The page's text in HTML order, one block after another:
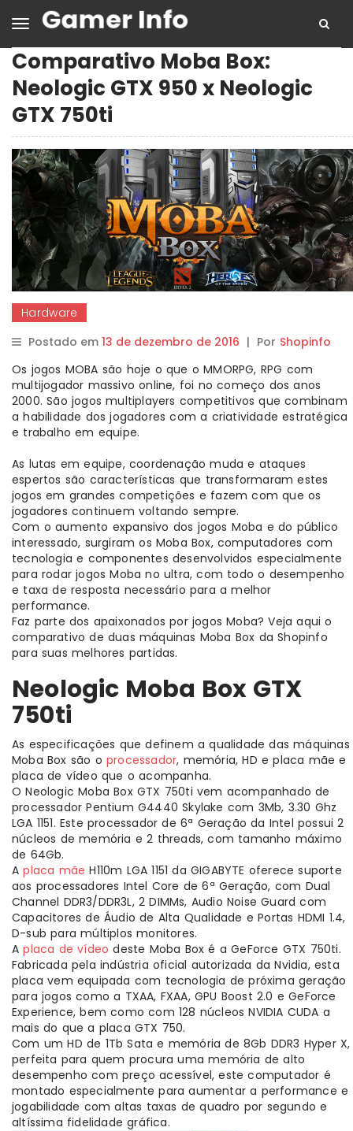
Comparativo Moba Box:
Neologic GTX 950 x Neologic
GTX 750ti
Hardware
Postado em 13 de dezembro de 2016 | Por Shopinfo
Os jogos MOBA são hoje o que o MMORPG, RPG com
multijogador massivo online, foi no começo dos anos
2000. São jogos multiplayers competitivos que combinam
a habilidade dos jogadores com a criatividade estratégica
e trabalho em equipe.
As lutas em equipe, coordenação muda e ataques
espertos são características que transformaram estes
jogos em grandes competições e fazem com que os
jogadores continuem voltando sempre.
Com o aumento expansivo dos jogos Moba e do público
interessado, surgiram os Moba Box, computadores com
tecnologia e componentes desenvolvidos especialmente
para rodar jogos Moba no ultra, com todo o desempenho
e taxa de resposta necessário para a melhor
performance.
Faz parte dos apaixonados por jogos Moba? Veja aqui o
comparativo de duas máquinas Moba Box da Shopinfo
para suas melhores partidas.
Neologic Moba Box GTX
750ti
As especificações que definem a qualidade das máquinas
Moba Box são o processador, memória, HD e placa mãe e
placa de vídeo que o acompanha.
O Neologic Moba Box GTX 750ti vem acompanhado de
processador Pentium G4440 Skylake com 3Mb, 3.30 Ghz
LGA 1151. Este processador de 6ª Geração da Intel possui 2
núcleos de memória e 2 threads, com tamanho máximo
de 64Gb.
Aplaca mãe H110m LGA 1151 da GIGABYTE oferece suporte
aos processadores Intel Core de 6ª Geração, com Dual
Channel DDR3/DDR3L, 2 DIMMs, Audio Noise Guard com
Capacitores de Áudio de Alta Qualidade e Portas HDMI 1.4,
D-sub para múltiplos monitores.
Aplaca de vídeo deste Moba Box é a GeForce GTX 750ti.
Fabricada pela indústria oficial autorizada da Nvidia, esta
placa vem equipada com tecnologia de próxima geração
para jogos como a TXAA, FXAA, GPU Boost 2.0 e GeForce
Experience, bem como com 128 núcleos NVIDIA CUDA a
mais do que a placa GTX 750.
Com um HD de 1Tb Sata e memória de 8Gb DDR3 Hyper X,
perfeita para quem procura uma memória de alto
desempenho com preço acessível, este computador é
montado especialmente para aumentar a performance e
jogabilidade com altas taxas de quadro por segundo e
altíssima fidelidade gráfica.